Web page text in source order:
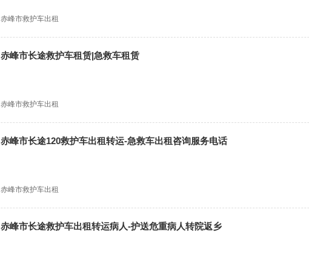
赤峰市救护车出租
赤峰市长途救护车租赁|急救车租赁
赤峰市救护车出租
赤峰市长途120救护车出租转运-急救车出租咨询服务电话
赤峰市救护车出租
赤峰市长途救护车出租转运病人-护送危重病人转院返乡